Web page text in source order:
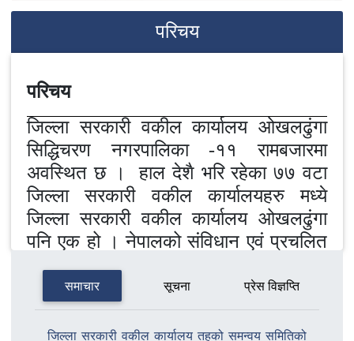
परिचय
परिचय
जिल्ला सरकारी वकील कार्यालय ओखलढुंगा
सिद्धिचरण नगरपालिका -११ रामबजारमा
अवस्थित छ । हाल देशै भरि रहेका ७७ वटा
जिल्ला सरकारी वकील कार्यालयहरु मध्ये
जिल्ला सरकारी वकील कार्यालय ओखलढुंगा
पनि एक हो । नेपालको संविधान एवं प्रचलित
कामका लागि यसको स्थापना भएको हो ।
समाचार सूचना प्रेस विज्ञप्ति
जिल्ला सरकारी वकील कार्यालय तहको समन्वय समितिको